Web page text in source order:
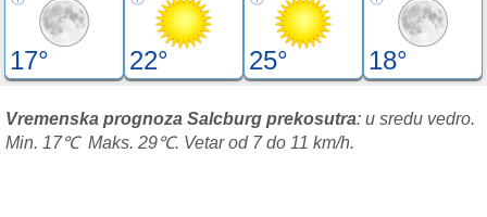
17° 22° 25° 18°
Vremenska prognoza Salcburg prekosutra: u sredu vedro.
Min. 17℃ Maks. 29℃. Vetar od 7 do 11 km/h.